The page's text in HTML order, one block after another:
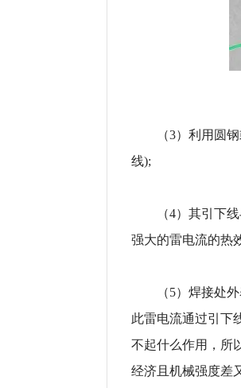
（3）利用圆钢
线);
（4）其引下线
强大的雷电流的热
（5）焊接处外
此雷电流通过引下
不起什么作用，所
经济且机械强度差